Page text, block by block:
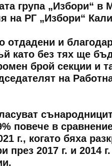
група „Избори“
на РГ „Избори“
отдадени и
като без тях ще
брой секции и
на
повече в
г., когато бяха
през 2017 г. и 2014